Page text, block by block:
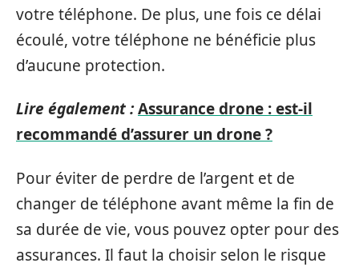
votre téléphone. De plus, une fois ce délai
écoulé, votre téléphone ne bénéficie plus
d’aucune protection.
Lire également :Assurance drone : est-il
recommandé d’assurer un drone ?
Pour éviter de perdre de l’argent et de
changer de téléphone avant même la fin de
sa durée de vie, vous pouvez opter pour des
assurances. Il faut la choisir selon le risque